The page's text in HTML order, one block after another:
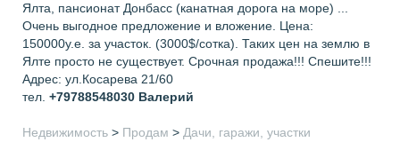
Ялта, пансионат Донбасс (канатная дорога на море) ...
Очень выгодное предложение и вложение. Цена:
150000у.е. за участок. (3000$/сотка). Таких цен на землю в
Ялте просто не существует. Срочная продажа!!! Спешите!!!
Адрес: ул.Косарева 21/60
тел. +79788548030 Валерий
Недвижимость > Продам > Дачи, гаражи, участки